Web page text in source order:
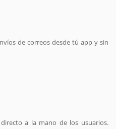
de correos desde tú app y sin
a la mano de los usuarios.